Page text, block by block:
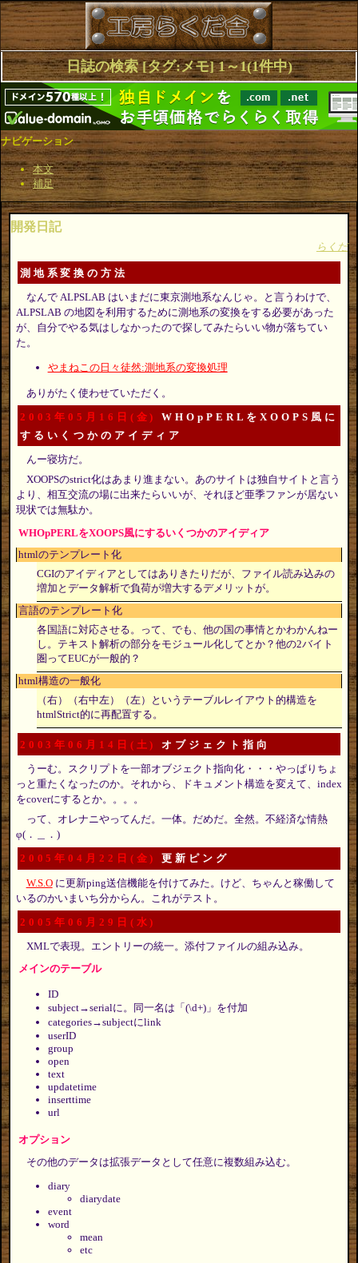
日誌の検索 [タグ:メモ] 1～1(1件中)
ナビゲーション
本文
補足
開発日記
らくだ
測地系変換の方法
なんで ALPSLAB はいまだに東京測地系なんじゃ。と言うわけで、
ALPSLAB の地図を利用するために測地系の変換をする必要があった
が、自分でやる気はしなかったので探してみたらいい物が落ちてい
た。
やまねこの日々徒然:測地系の変換処理
ありがたく使わせていただく。
2003年05月16日(金)
WHOpPERLをXOOPS風に
するいくつかのアイディア
んー寝坊だ。
XOOPSのstrict化はあまり進まない。あのサイトは独自サイトと言う
より、相互交流の場に出来たらいいが、それほど亜季ファンが居ない
現状では無駄か。
WHOpPERLをXOOPS風にするいくつかのアイディア
htmlのテンプレート化
CGIのアイディアとしてはありきたりだが、ファイル読み込みの
増加とデータ解析で負荷が増大するデメリットが。
言語のテンプレート化
各国語に対応させる。って、でも、他の国の事情とかわかんねー
し。テキスト解析の部分をモジュール化してとか？他の2バイト
圏ってEUCが一般的？
html構造の一般化
（右）（右中左）（左）というテーブルレイアウト的構造を
htmlStrict的に再配置する。
2003年06月14日(土) オブジェクト指向
うーむ。スクリプトを一部オブジェクト指向化・・・やっぱりちょ
っと重たくなったのか。それから、ドキュメント構造を変えて、index
をcoverにするとか。。。。
って、オレナニやってんだ。一体。だめだ。全然。不経済な情熱
φ(．＿．)
2005年04月22日(金) 更新ピング
W.S.Oに更新ping送信機能を付けてみた。けど、ちゃんと稼働して
いるのかいまいち分からん。これがテスト。
2005年06月29日(水)
XMLで表現。エントリーの統一。添付ファイルの組み込み。
メインのテーブル
ID
subject→serialに。同一名は「(\d+)」を付加
categories→subjectにlink
userID
group
open
text
updatetime
inserttime
url
オプション
その他のデータは拡張データとして任意に複数組み込む。
diary
diarydate
event
word
mean
etc